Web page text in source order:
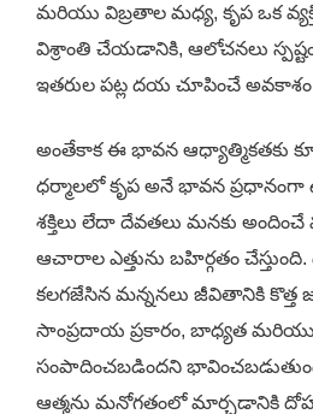
మరియు విబ్రతాల మధ్య, కృప ఒక
విశ్రాంతి చేయడానికి, ఆలోచనలు
ఇతరుల పట్ల దయ చూపించే అవకాశం
అంతేకాక ఈ భావన ఆధ్యాత్మికతకు
ధర్మాలలో కృప అనే భావన ప్రధానంగా
శక్తిలు లేదా దేవతలు మనకు
ఆచారాల ఎత్తును బహిర్గతం చేస్తుంది.
కలగజేసిన మన్ననలు జీవితానికి కొత్త
సాంప్రదాయ ప్రకారం, బాధ్యత
సంపాదించబడిందని
ఆత్మను మనోగతంలో మార్చడానికి